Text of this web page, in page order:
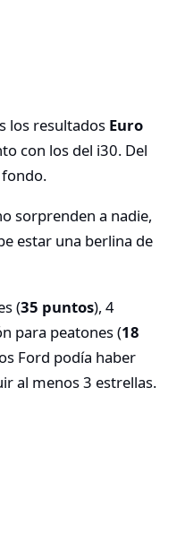
los resultados Euro
con los del i30. Del
sorprenden a nadie,
estar una berlina de
(35 puntos), 4
para peatones (18
Ford podía haber
al menos 3 estrellas.